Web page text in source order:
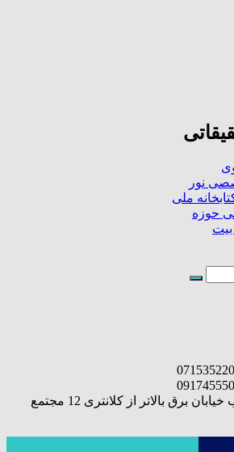
نور
ملی
حوزه
آدرس دفتر: داراب خیابان برق بالاتر از کلانتری 12 مجتمع